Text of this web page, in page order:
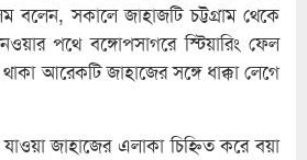
সকালে জাহাজটি চট্টগ্রাম থেকে
পথে বঙ্গোপসাগরে স্টিয়ারিং ফেল
আরেকটি জাহাজের সঙ্গে ধাক্কা লেগে
জাহাজের এলাকা চিহ্নিত করে বয়া